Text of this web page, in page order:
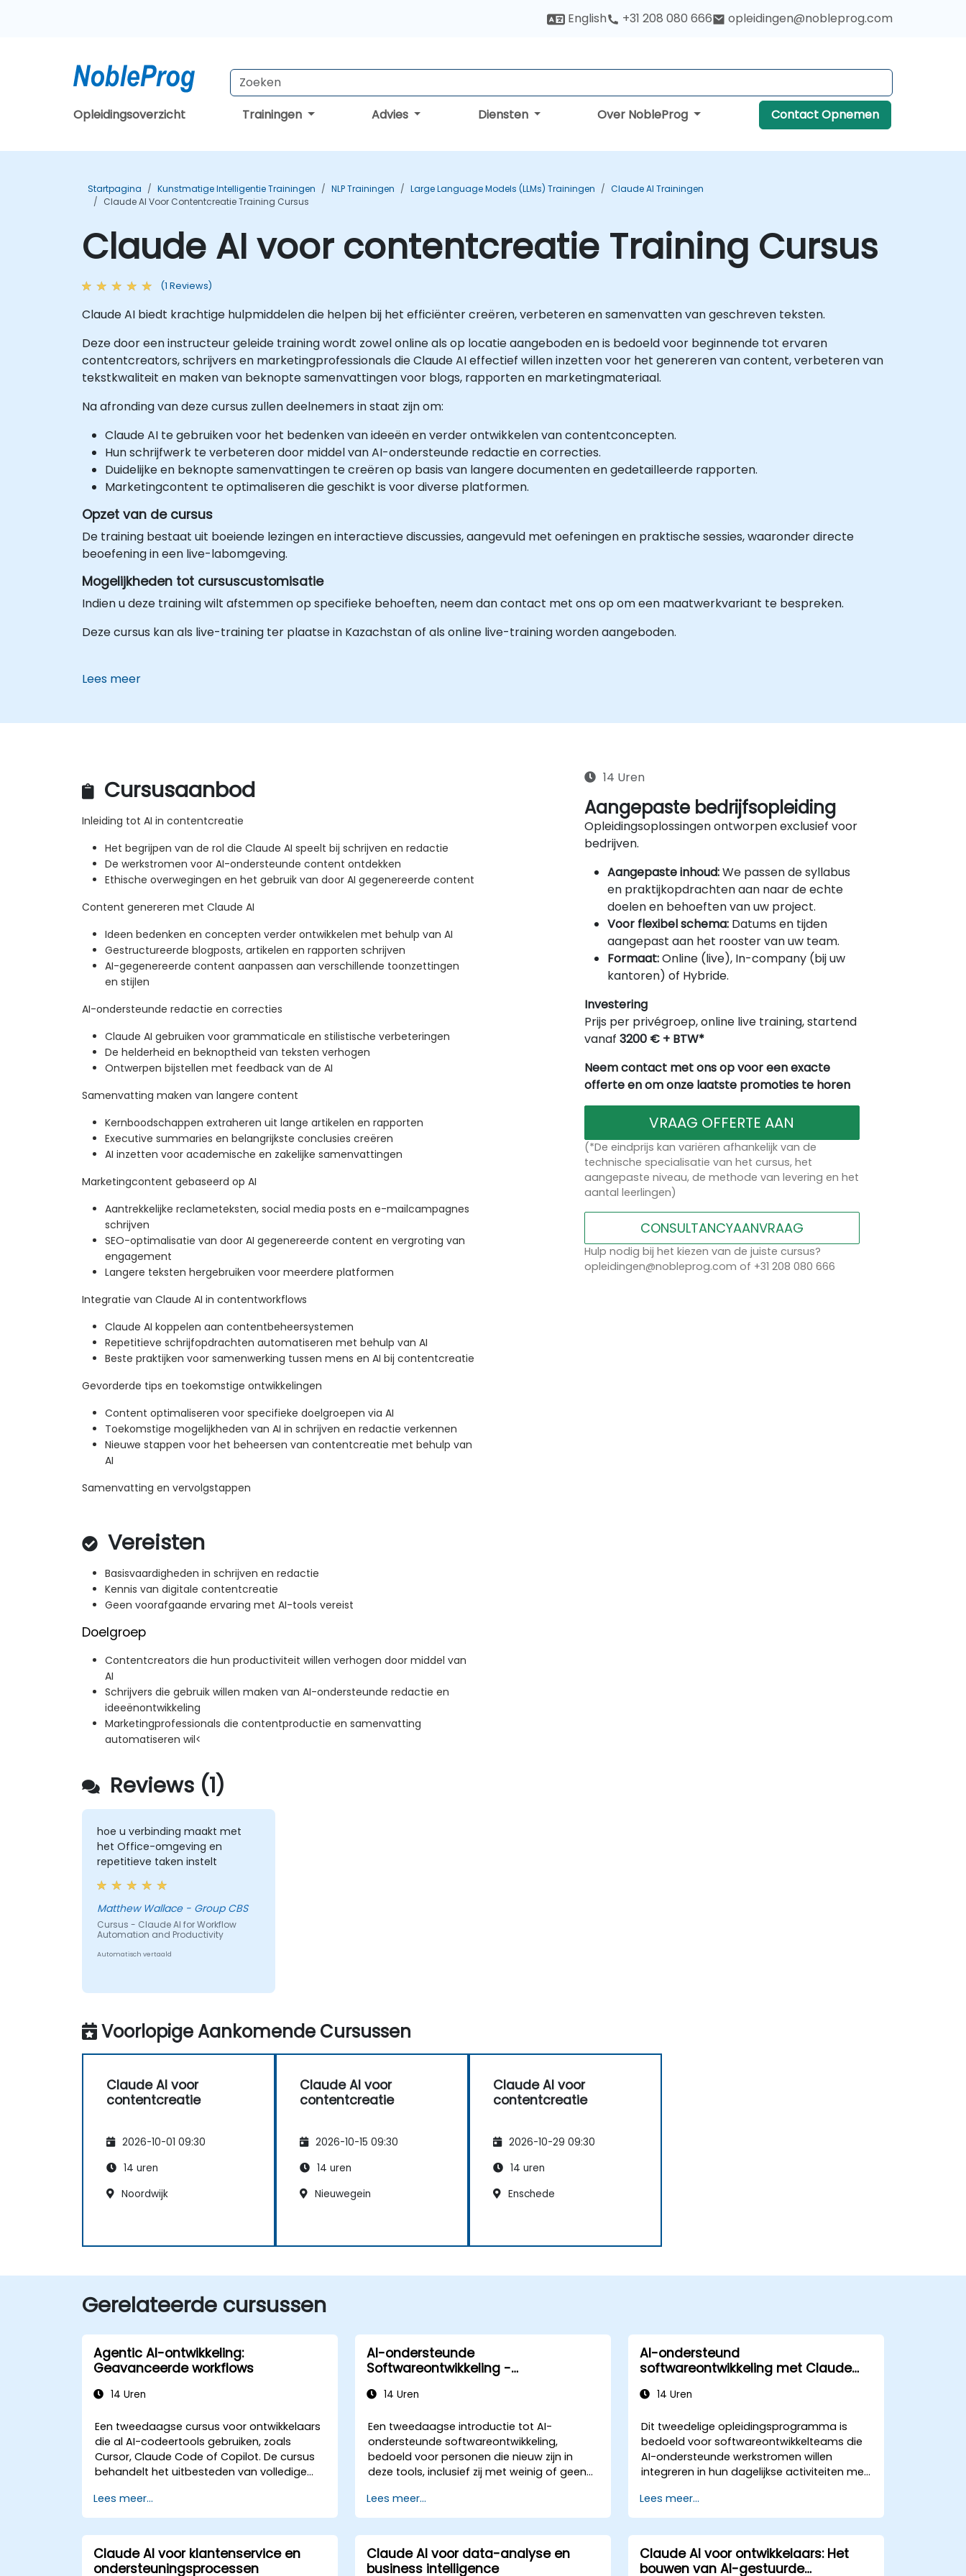
English +31 208 080 666 opleidingen@nobleprog.com
Opleidingsoverzicht Trainingen Advies Diensten Over NobleProg Contact Opnemen
Startpagina Kunstmatige Intelligentie Trainingen NLP Trainingen Large Language Models (LLMs) Trainingen
Claude AI Trainingen
Claude AI Voor Contentcreatie Training Cursus
Claude AI voor contentcreatie Training Cursus
(1 Reviews)
Claude AI biedt krachtige hulpmiddelen die helpen bij het efficiënter creëren, verbeteren en samenvatten van geschreven teksten.
Deze door een instructeur geleide training wordt zowel online als op locatie aangeboden en is bedoeld voor beginnende tot ervaren
contentcreators, schrijvers en marketingprofessionals die Claude AI effectief willen inzetten voor het genereren van content, verbeteren van
tekstkwaliteit en maken van beknopte samenvattingen voor blogs, rapporten en marketingmateriaal.
Na afronding van deze cursus zullen deelnemers in staat zijn om:
Claude AI te gebruiken voor het bedenken van ideeën en verder ontwikkelen van contentconcepten.
Hun schrijfwerk te verbeteren door middel van AI-ondersteunde redactie en correcties.
Duidelijke en beknopte samenvattingen te creëren op basis van langere documenten en gedetailleerde rapporten.
Marketingcontent te optimaliseren die geschikt is voor diverse platformen.
Opzet van de cursus
De training bestaat uit boeiende lezingen en interactieve discussies, aangevuld met oefeningen en praktische sessies, waaronder directe
beoefening in een live-labomgeving.
Mogelijkheden tot cursuscustomisatie
Indien u deze training wilt afstemmen op specifieke behoeften, neem dan contact met ons op om een maatwerkvariant te bespreken.
Deze cursus kan als live-training ter plaatse in Kazachstan of als online live-training worden aangeboden.
Lees meer
Cursusaanbod
Inleiding tot AI in contentcreatie
Het begrijpen van de rol die Claude AI speelt bij schrijven en redactie
De werkstromen voor AI-ondersteunde content ontdekken
Ethische overwegingen en het gebruik van door AI gegenereerde content
Content genereren met Claude AI
Ideen bedenken en concepten verder ontwikkelen met behulp van AI
Gestructureerde blogposts, artikelen en rapporten schrijven
AI-gegenereerde content aanpassen aan verschillende toonzettingen
en stijlen
AI-ondersteunde redactie en correcties
Claude AI gebruiken voor grammaticale en stilistische verbeteringen
De helderheid en beknoptheid van teksten verhogen
Ontwerpen bijstellen met feedback van de AI
Samenvatting maken van langere content
Kernboodschappen extraheren uit lange artikelen en rapporten
Executive summaries en belangrijkste conclusies creëren
AI inzetten voor academische en zakelijke samenvattingen
Marketingcontent gebaseerd op AI
Aantrekkelijke reclameteksten, social media posts en e-mailcampagnes
schrijven
SEO-optimalisatie van door AI gegenereerde content en vergroting van
engagement
Langere teksten hergebruiken voor meerdere platformen
Integratie van Claude AI in contentworkflows
Claude AI koppelen aan contentbeheersystemen
Repetitieve schrijfopdrachten automatiseren met behulp van AI
Beste praktijken voor samenwerking tussen mens en AI bij contentcreatie
Gevorderde tips en toekomstige ontwikkelingen
Content optimaliseren voor specifieke doelgroepen via AI
Toekomstige mogelijkheden van AI in schrijven en redactie verkennen
Nieuwe stappen voor het beheersen van contentcreatie met behulp van
AI
Samenvatting en vervolgstappen
Vereisten
Basisvaardigheden in schrijven en redactie
Kennis van digitale contentcreatie
Geen voorafgaande ervaring met AI-tools vereist
Doelgroep
Contentcreators die hun productiviteit willen verhogen door middel van
AI
Schrijvers die gebruik willen maken van AI-ondersteunde redactie en
ideeënontwikkeling
Marketingprofessionals die contentproductie en samenvatting
automatiseren wil<
14 Uren
Aangepaste bedrijfsopleiding
Opleidingsoplossingen ontworpen exclusief voor
bedrijven.
Aangepaste inhoud:We passen de syllabus
en praktijkopdrachten aan naar de echte
doelen en behoeften van uw project.
Voor flexibel schema:Datums en tijden
aangepast aan het rooster van uw team.
Formaat:Online (live), In-company (bij uw
kantoren) of Hybride.
Investering
Prijs per privégroep, online live training, startend
vanaf 3200 € + BTW*
Neem contact met ons op voor een exacte
offerte en om onze laatste promoties te horen
VRAAG OFFERTE AAN
(*De eindprijs kan variëren afhankelijk van de
technische specialisatie van het cursus, het
aangepaste niveau, de methode van levering en het
aantal leerlingen)
CONSULTANCYAANVRAAG
Hulp nodig bij het kiezen van de juiste cursus?
opleidingen@nobleprog.com of +31 208 080 666
Reviews (1)
hoe u verbinding maakt met
het Office-omgeving en
repetitieve taken instelt
Matthew Wallace - Group CBS
Cursus - Claude AI for Workflow
Automation and Productivity
Automatisch vertaald
Voorlopige Aankomende Cursussen
Claude AI voor
contentcreatie
2026-10-01 09:30
14 uren
Noordwijk
Claude AI voor
contentcreatie
2026-10-15 09:30
14 uren
Nieuwegein
Claude AI voor
contentcreatie
2026-10-29 09:30
14 uren
Enschede
Gerelateerde cursussen
Agentic AI-ontwikkeling:
Geavanceerde workflows
14 Uren
Een tweedaagse cursus voor ontwikkelaars
die al AI-codeertools gebruiken, zoals
Cursor, Claude Code of Copilot. De cursus
behandelt het uitbesteden van volledige
personalisatielaag (Regels, AGENTS.md,
Vaardigheden, MCP, Agenten), het
verbinden en bouwen van MCP-servers, het
parallel uitvoeren van agenten en een
gestructureerde agentic workflow. Het
Lees meer...
AI-ondersteunde
Softwareontwikkeling -
14 Uren
Een tweedaagse introductie tot AI-
ondersteunde softwareontwikkeling,
bedoeld voor personen die nieuw zijn in
deze tools, inclusief zij met weinig of geen
tools werken, hoe u ze kunt aansturen via
prompts en hoe ze kunnen worden
toegepast bij veelvoorkomende taken: het
bouwen van een klein project vanaf nul,
werken binnen een bestaande codebasis
Lees meer...
AI-ondersteund
softwareontwikkeling met Claude
14 Uren
Dit tweedelige opleidingsprogramma is
bedoeld voor softwareontwikkelteams die
AI-ondersteunde werkstromen willen
integreren in hun dagelijkse activiteiten met
Lees meer...
Claude AI voor klantenservice en
ondersteuningsprocessen
Claude AI voor data-analyse en
business intelligence
Claude AI voor ontwikkelaars: Het
bouwen van AI-gestuurde